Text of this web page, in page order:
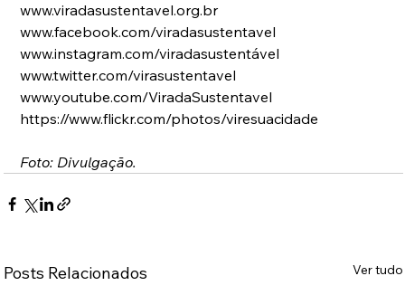
www.viradasustentavel.org.br
www.facebook.com/viradasustentavel
www.instagram.com/viradasustentável
www.twitter.com/virasustentavel
www.youtube.com/ViradaSustentavel
https://www.flickr.com/photos/viresuacidade
Foto: Divulgação.
Posts Relacionados Ver tudo